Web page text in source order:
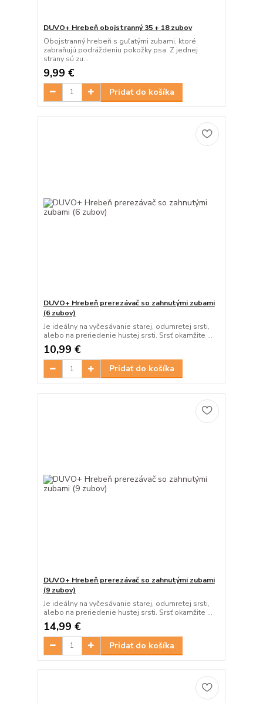
DUVO+ Hrebeň obojstranný 35 + 18 zubov
Obojstranný hrebeň s guľatými zubami, ktoré
zabraňujú podráždeniu pokožky psa. Z jednej
strany sú zu...
9,99 €
Pridať do košíka
DUVO+ Hrebeň prerezávač so zahnutými zubami
(6 zubov)
Je ideálny na vyčesávanie starej, odumretej srsti,
alebo na preriedenie hustej srsti. Srsť okamžite ...
10,99 €
Pridať do košíka
DUVO+ Hrebeň prerezávač so zahnutými zubami
(9 zubov)
Je ideálny na vyčesávanie starej, odumretej srsti,
alebo na preriedenie hustej srsti. Srsť okamžite ...
14,99 €
Pridať do košíka